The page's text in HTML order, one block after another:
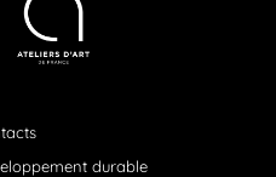
durable